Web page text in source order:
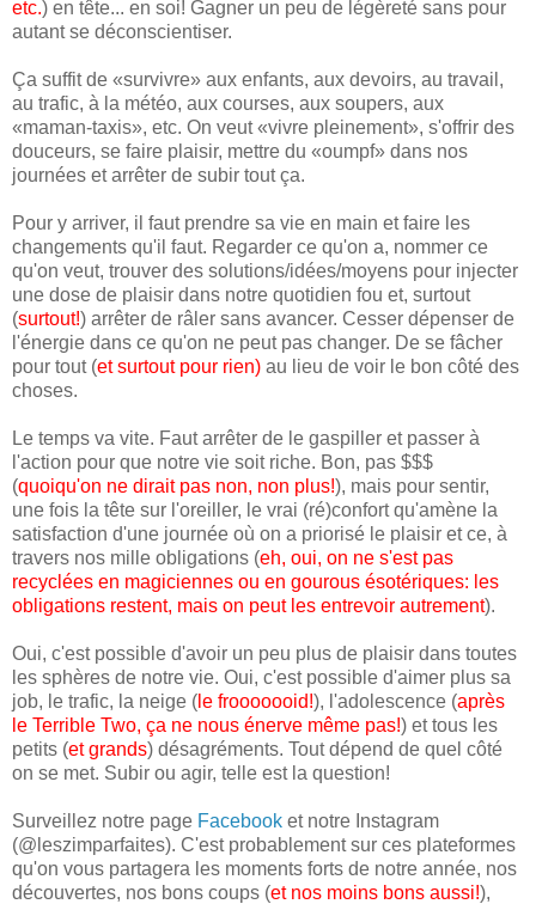
etc.) en tête... en soi! Gagner un peu de légèreté sans pour
autant se déconscientiser.
Ça suffit de «survivre» aux enfants, aux devoirs, au travail,
au trafic, à la météo, aux courses, aux soupers, aux
«maman-taxis», etc. On veut «vivre pleinement», s'offrir des
douceurs, se faire plaisir, mettre du «oumpf» dans nos
journées et arrêter de subir tout ça.
Pour y arriver, il faut prendre sa vie en main et faire les
changements qu'il faut. Regarder ce qu'on a, nommer ce
qu'on veut, trouver des solutions/idées/moyens pour injecter
une dose de plaisir dans notre quotidien fou et, surtout
(surtout!) arrêter de râler sans avancer. Cesser dépenser de
l'énergie dans ce qu'on ne peut pas changer. De se fâcher
pour tout (et surtout pour rien) au lieu de voir le bon côté des
choses.
Le temps va vite. Faut arrêter de le gaspiller et passer à
l'action pour que notre vie soit riche. Bon, pas $$$
(quoiqu'on ne dirait pas non, non plus!), mais pour sentir,
une fois la tête sur l'oreiller, le vrai (ré)confort qu'amène la
satisfaction d'une journée où on a priorisé le plaisir et ce, à
travers nos mille obligations (eh, oui, on ne s'est pas
recyclées en magiciennes ou en gourous ésotériques: les
obligations restent, mais on peut les entrevoir autrement).
Oui, c'est possible d'avoir un peu plus de plaisir dans toutes
les sphères de notre vie. Oui, c'est possible d'aimer plus sa
job, le trafic, la neige ( le frooooooid!), l'adolescence (après
le Terrible Two, ça ne nous énerve même pas!) et tous les
petits (et grands) désagréments. Tout dépend de quel côté
on se met. Subir ou agir, telle est la question!
Surveillez notre page Facebook et notre Instagram
(@leszimparfaites). C'est probablement sur ces plateformes
qu'on vous partagera les moments forts de notre année, nos
découvertes, nos bons coups (et nos moins bons aussi!),